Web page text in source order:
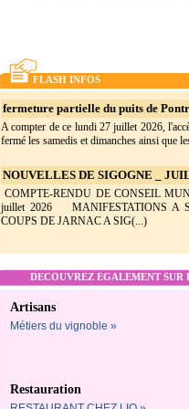
FLASH INFOS
fermeture partielle du puits de
A compter de ce lundi 27 juillet 2026,
fermé les samedis et dimanches ainsi que
NOUVELLES DE SIGOGNE _
COMPTE-RENDU DE CONSEIL
juillet 2026 MANIFESTATIONS A
COUPS DE JARNAC A SIG(...)
DECOUVREZ EGALEMENT SUR
Artisans
Métiers du vignoble »
Restauration